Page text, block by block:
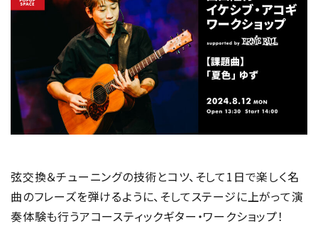
弦交換＆チューニングの技術とコツ、そして1日で楽しく名
曲のフレーズを弾けるように、そしてステージに上がって演
奏体験も行うアコースティックギター・ワークショップ！